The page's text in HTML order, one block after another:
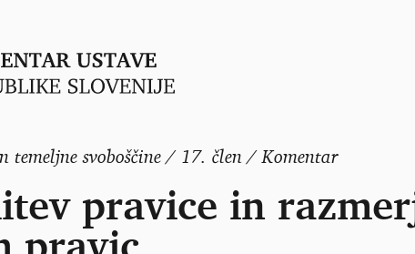
temeljne svoboščine / 17. člen / Komentar
pravice in